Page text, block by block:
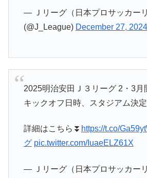
— Ｊリーグ（日本プロサッカーリ
(@J_League) December 27, 2024
2025明治安田Ｊ３リーグ 2・3月
キックオフ日時、スタジアム決
詳細はこちら⏬️ https://t.co/
グ pic.twitter.com/IuaeELZ61X
— Ｊリーグ（日本プロサッカーリ